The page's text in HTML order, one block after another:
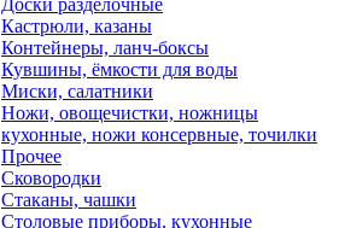
Доски разделочные
Кастрюли, казаны
Контейнеры, ланч-боксы
Кувшины, ёмкости для воды
Миски, салатники
Ножи, овощечистки, ножницы
кухонные, ножи консервные, точилки
Прочее
Сковородки
Стаканы, чашки
Столовые приборы, кухонные